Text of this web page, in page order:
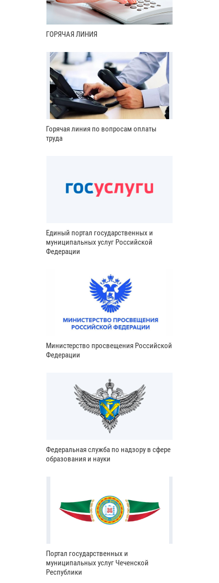
ГОРЯЧАЯ ЛИНИЯ
Горячая линия по вопросам оплаты
труда
Единый портал государственных и
муниципальных услуг Российской
Федерации
Министерство просвещения Российской
Федерации
Федеральная служба по надзору в сфере
образования и науки
Портал государственных и
муниципальных услуг Чеченской
Республики